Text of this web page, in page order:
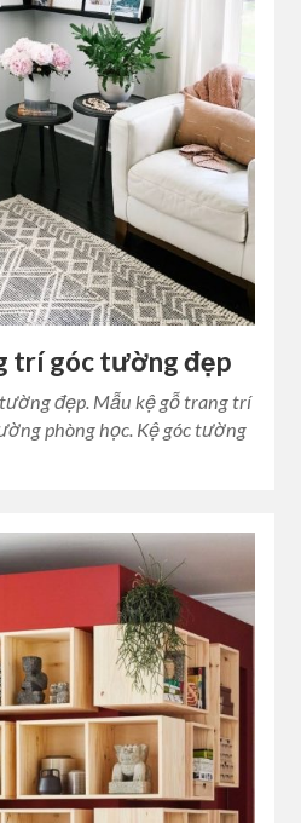
trí góc tường đẹp
đẹp. Mẫu kệ gỗ trang trí
phòng học. Kệ góc tường